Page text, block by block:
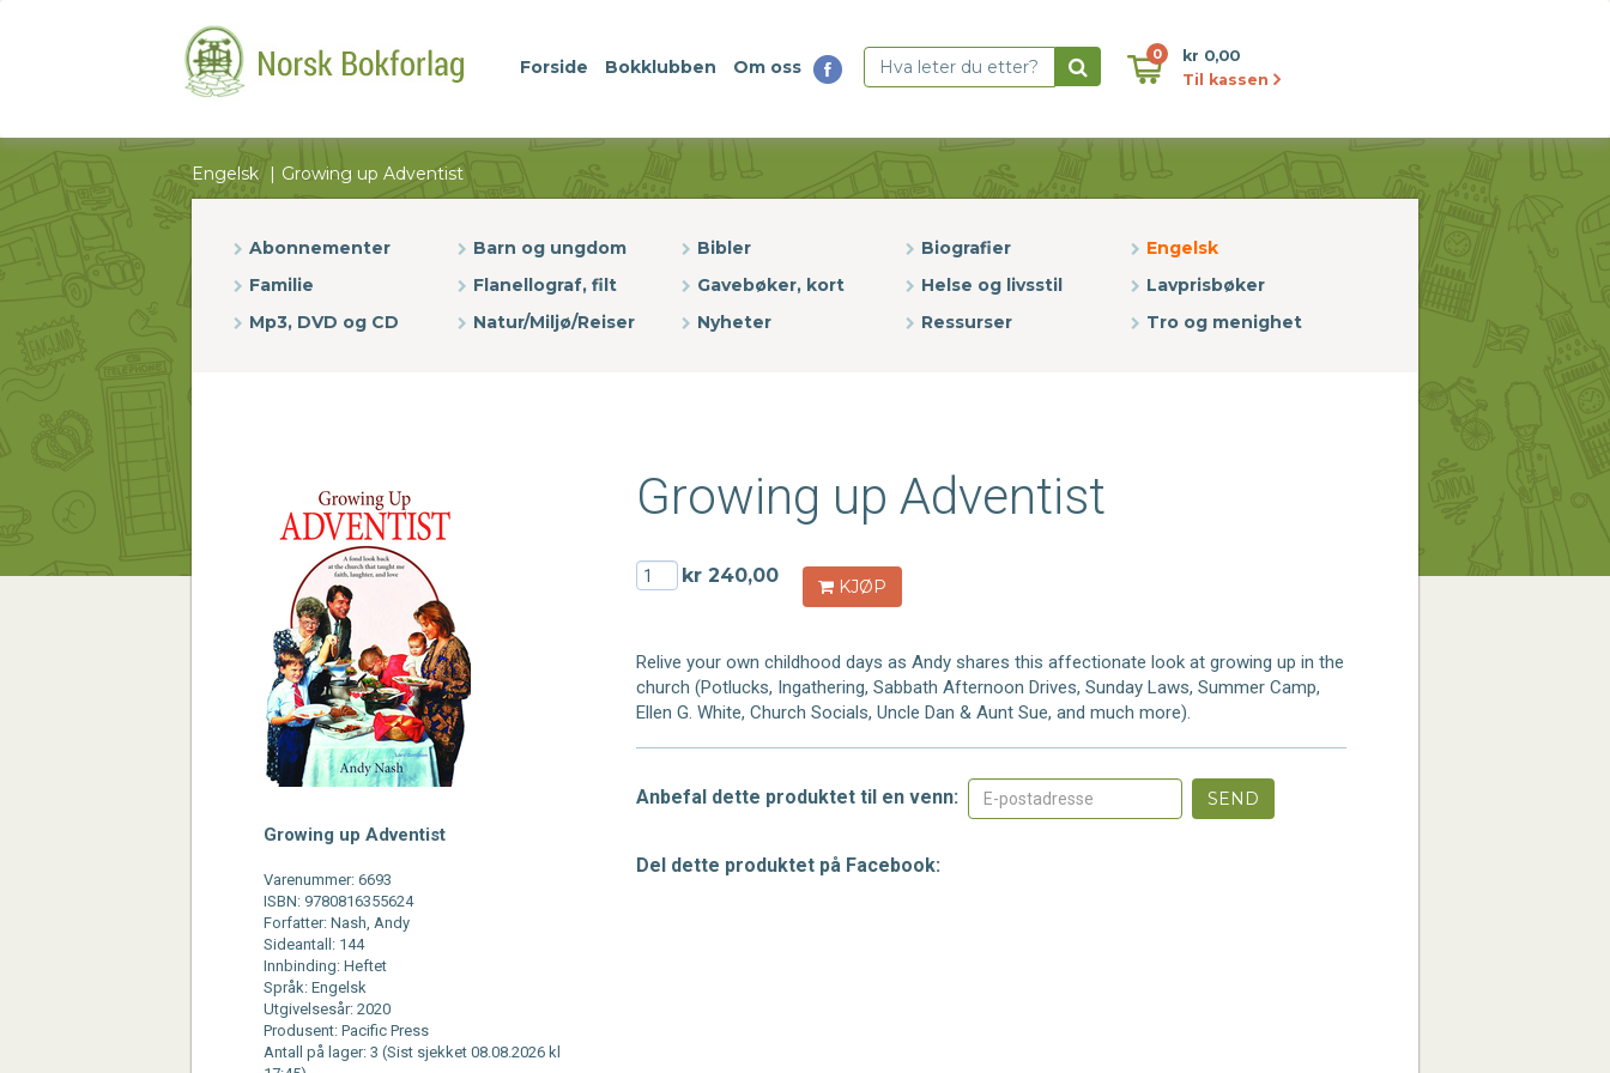
Forside Bokklubben Om oss
0
kr 0,00
Til kassen
Engelsk Growing up Adventist
Abonnementer Barn og ungdom Bibler Biografier
Engelsk
Familie
Flanellograf, filt Gavebøker, kort Helse og livsstil
Lavprisbøker
Mp3, DVD og CD
Natur/Miljø/Reiser Nyheter Ressurser Tro og menighet
Growing up Adventist
Varenummer: 6693
ISBN: 9780816355624
Forfatter: Nash, Andy
Sideantall: 144
Innbinding: Heftet
Språk: Engelsk
Utgivelsesår: 2020
Produsent: Pacific Press
Antall på lager: 3 (Sist sjekket 08.08.2026 kl
Growing up Adventist
kr 240,00
KJØP
Relive your own childhood days as Andy shares this affectionate look at growing up in the
church (Potlucks, Ingathering, Sabbath Afternoon Drives, Sunday Laws, Summer Camp,
Ellen G. White, Church Socials, Uncle Dan & Aunt Sue, and much more).
Anbefal dette produktet til en venn: SEND
Del dette produktet på Facebook: